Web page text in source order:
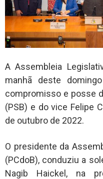
A Assembleia
manhã deste
compromisso e posse
(PSB) e do vice Felipe
de outubro de 2022.
O presidente da
(PCdoB), conduziu a
Nagib Haickel, na